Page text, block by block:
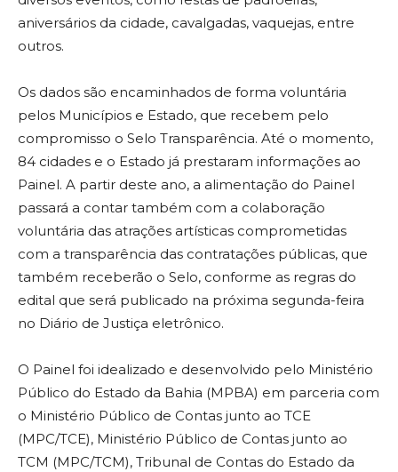
aniversários da cidade, cavalgadas, vaquejas, entre
outros.
Os dados são encaminhados de forma voluntária
pelos Municípios e Estado, que recebem pelo
compromisso o Selo Transparência. Até o momento,
84 cidades e o Estado já prestaram informações ao
Painel. A partir deste ano, a alimentação do Painel
passará a contar também com a colaboração
voluntária das atrações artísticas comprometidas
com a transparência das contratações públicas, que
também receberão o Selo, conforme as regras do
edital que será publicado na próxima segunda-feira
no Diário de Justiça eletrônico.
O Painel foi idealizado e desenvolvido pelo Ministério
Público do Estado da Bahia (MPBA) em parceria com
o Ministério Público de Contas junto ao TCE
(MPC/TCE), Ministério Público de Contas junto ao
TCM (MPC/TCM), Tribunal de Contas do Estado da